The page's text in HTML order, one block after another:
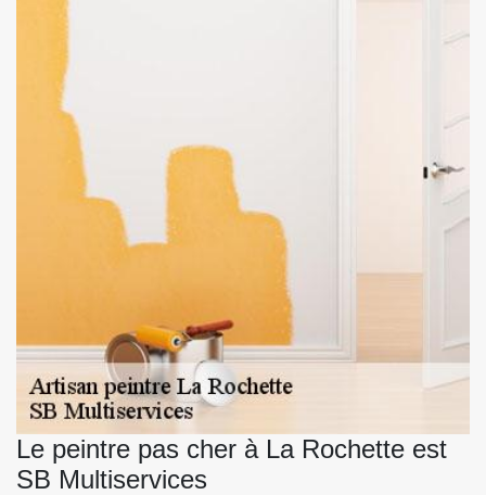
Le peintre pas cher à La Rochette est
SB Multiservices